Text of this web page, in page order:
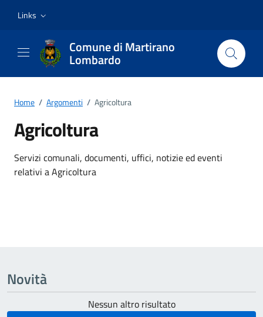
Links
Comune di Martirano
Lombardo
Home / Argomenti / Agricoltura
Agricoltura
Dettagli dell'argomento
Servizi comunali, documenti, uffici, notizie ed eventi
relativi a Agricoltura
Novità
Nessun altro risultato